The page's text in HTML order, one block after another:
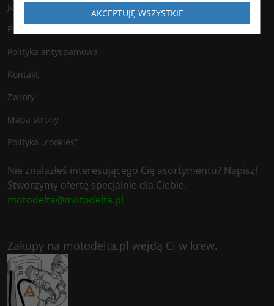
Jak kupować?
Polityka legalności
Polityka antyspamowa
Kontakt
Zwroty
Mapa strony
Polityka „cookies”
Nie znalazłeś interesującego Cię asortymentu? Napisz!
Stworzymy ofertę specjalnie dla Ciebie.
motodelta@motodelta.pl
Zakupy na motodelta.pl wejdą Ci w krew.
AKCEPTUJĘ WSZYSTKIE